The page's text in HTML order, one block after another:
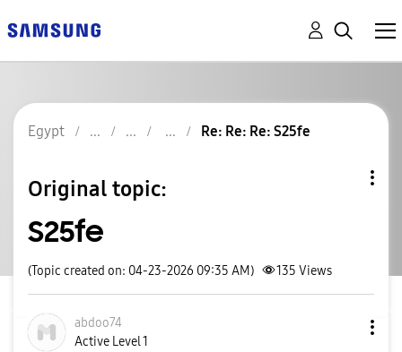
Egypt Re: Re: Re: S25fe
Original topic:
S25fe
(Topic created on: 04-23-2026 09:35 AM) 135 Views
abdoo74
Active Level 1